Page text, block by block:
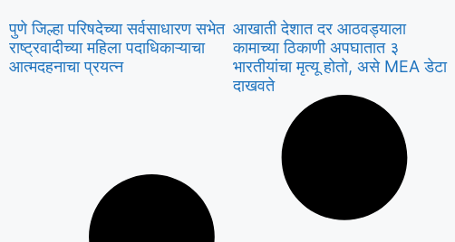
पुणे जिल्हा परिषदेच्या सर्वसाधारण सभेत
राष्ट्रवादीच्या महिला पदाधिकाऱ्याचा
आत्मदहनाचा प्रयत्न
आखाती देशात दर आठवड्याला
कामाच्या ठिकाणी अपघातात ३
भारतीयांचा मृत्यू होतो, असे MEA डेटा
दाखवते